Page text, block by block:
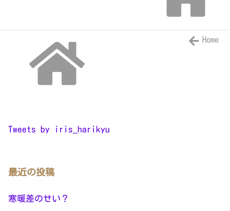
Home
Tweets by iris_harikyu
最近の投稿
寒暖差のせい？